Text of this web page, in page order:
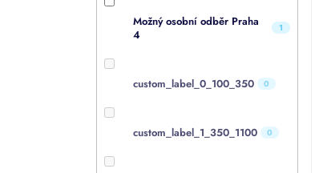
Možný osobní odběr Praha
4
1
custom_label_0_100_350 0
custom_label_1_350_1100 0